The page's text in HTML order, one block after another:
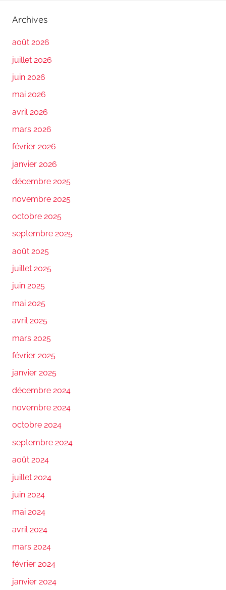
Archives
août 2026
juillet 2026
juin 2026
mai 2026
avril 2026
mars 2026
février 2026
janvier 2026
décembre 2025
novembre 2025
octobre 2025
septembre 2025
août 2025
juillet 2025
juin 2025
mai 2025
avril 2025
mars 2025
février 2025
janvier 2025
décembre 2024
novembre 2024
octobre 2024
septembre 2024
août 2024
juillet 2024
juin 2024
mai 2024
avril 2024
mars 2024
février 2024
janvier 2024